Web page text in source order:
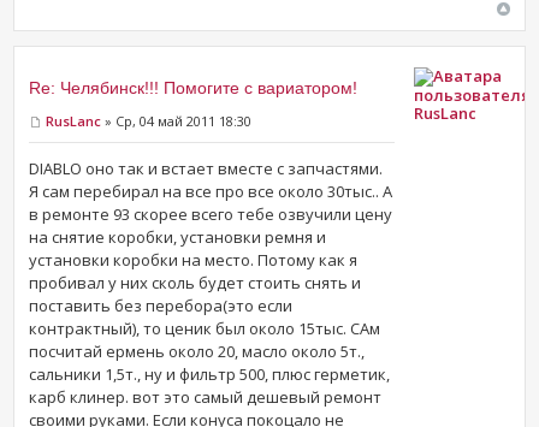
Re: Челябинск!!! Помогите с вариатором!
RusLanc » Ср, 04 май 2011 18:30
DIABLO оно так и встает вместе с запчастями.
Я сам перебирал на все про все около 30тыс.. А
в ремонте 93 скорее всего тебе озвучили цену
на снятие коробки, установки ремня и
установки коробки на место. Потому как я
пробивал у них сколь будет стоить снять и
поставить без перебора(это если
контрактный), то ценик был около 15тыс. САм
посчитай ермень около 20, масло около 5т.,
сальники 1,5т., ну и фильтр 500, плюс герметик,
карб клинер. вот это самый дешевый ремонт
своими руками. Если конуса покоцало не
RusLanc